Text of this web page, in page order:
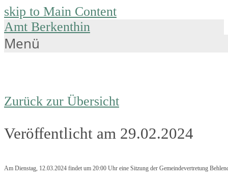
skip to Main Content
Amt Berkenthin
Menü
Zurück zur Übersicht
Veröffentlicht am 29.02.2024
Am Dienstag, 12.03.2024 findet um 20:00 Uhr eine Sitzung der Gemeindevertretung